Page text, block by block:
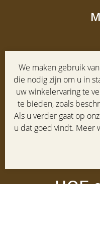
We maken gebruik
die nodig zijn om u in
uw winkelervaring te
te bieden, zoals
Als u verder gaat op
u dat goed vindt. Meer
HOF